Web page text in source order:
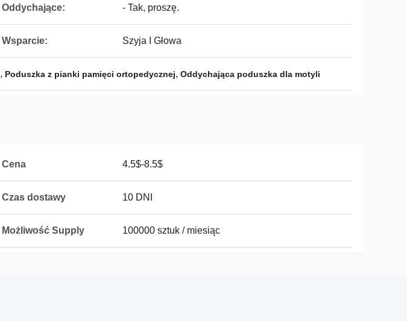
Oddychające: - Tak, proszę.
Wsparcie: Szyja I Głowa
, Poduszka z pianki pamięci ortopedycznej, Oddychająca poduszka dla motyli
Cena 4.5$-8.5$
Czas dostawy 10 DNI
Możliwość Supply 100000 sztuk / miesiąc